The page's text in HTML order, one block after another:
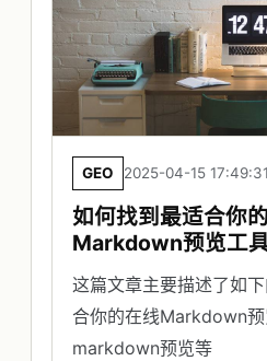
GEO 2025-04-15 17:49:31
如何找到最适合你
Markdown预览工具
这篇文章主要描述了如
合你的在线Markdown
markdown预览等